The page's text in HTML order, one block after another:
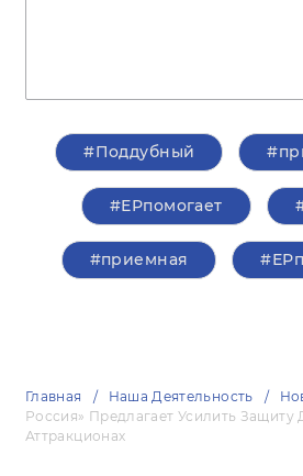
#Поддубный
#ЕРпомогает
#приемная
Главная Наша Деятельность
Россия» Предлагает Усилить Защиту
Аттракционах